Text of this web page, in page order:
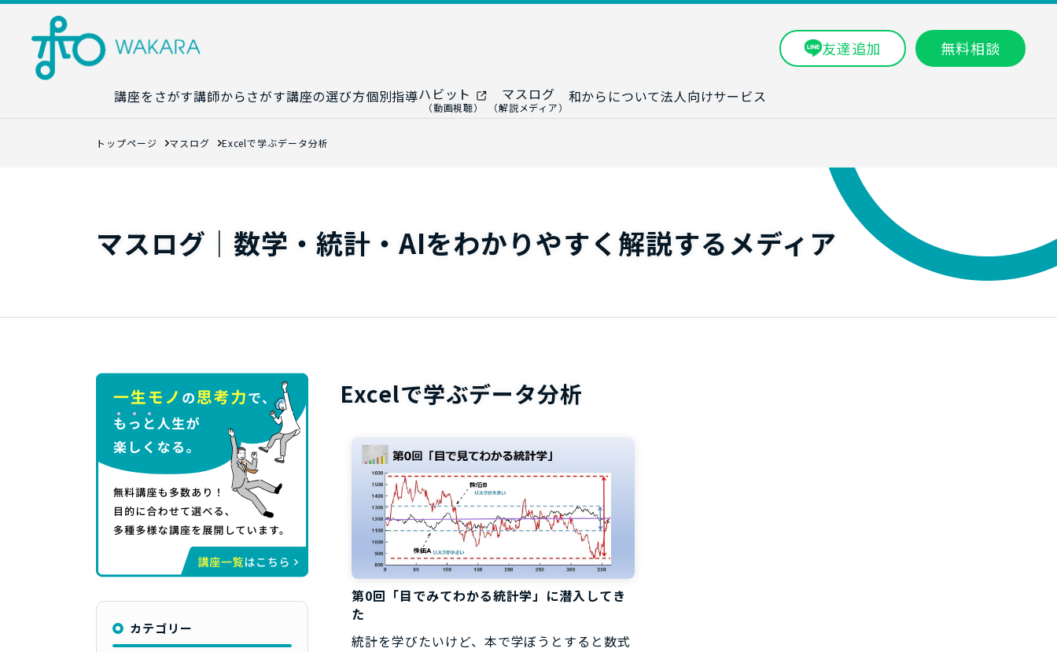
友達追加 無料相談
講座をさがす講師からさがす講座の選び方
講座カレンダー
数学講座マップ
個別指導
和からジュニア
（小・中学生）
ハビット
（動画視聴）
マスログ
（解説メディア）
和からについて法人向けサービス
修
AI顧問サービス
トップページ マスログ Excelで学ぶデータ分析
マスログ｜数学・統計・AIをわかりやすく解説するメディア
Excelで学ぶデータ分析
第0回「目でみてわかる統計学」に潜入してき
た
統計を学びたいけど、本で学ぼうとすると数式
カテゴリー